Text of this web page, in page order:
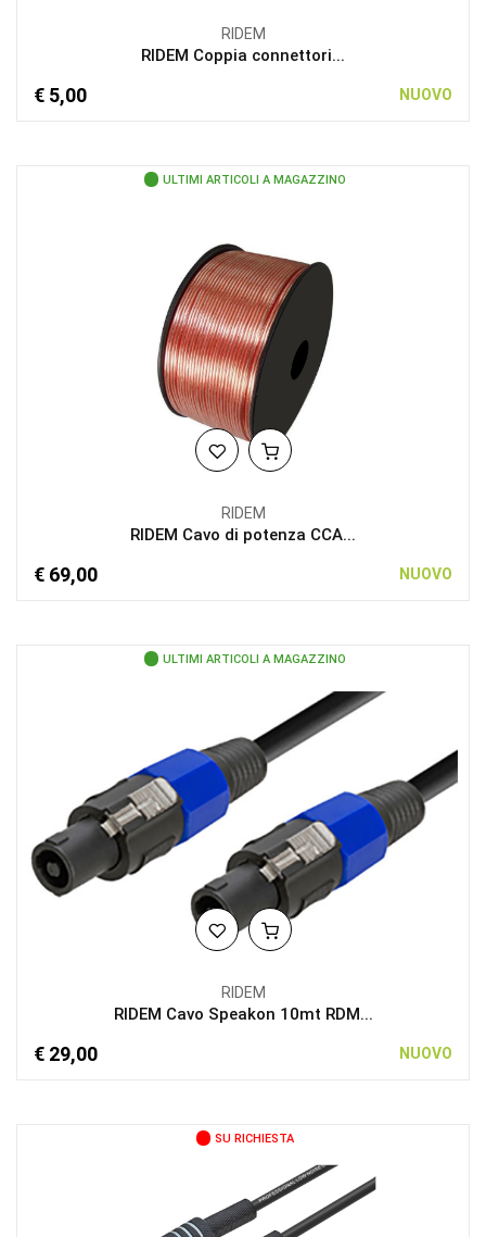
RIDEM
RIDEM Coppia connettori...
€ 5,00 NUOVO
ULTIMI ARTICOLI A MAGAZZINO
RIDEM
RIDEM Cavo di potenza CCA...
€ 69,00 NUOVO
ULTIMI ARTICOLI A MAGAZZINO
RIDEM
RIDEM Cavo Speakon 10mt RDM...
€ 29,00 NUOVO
SU RICHIESTA